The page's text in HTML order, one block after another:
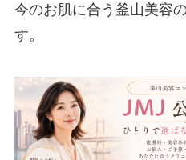
今のお肌に合う釜山美容
す。